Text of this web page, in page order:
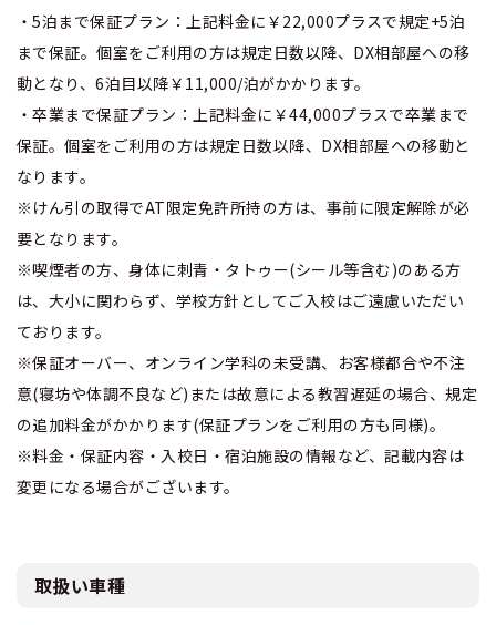
・5泊まで保証プラン：上記料金に￥22,000プラスで規定+5泊
まで保証。個室をご利用の方は規定日数以降、DX相部屋への移
動となり、6泊目以降￥11,000/泊がかかります。
・卒業まで保証プラン：上記料金に￥44,000プラスで卒業まで
保証。個室をご利用の方は規定日数以降、DX相部屋への移動と
なります。
※けん引の取得でAT限定免許所持の方は、事前に限定解除が必
要となります。
※喫煙者の方、身体に刺青・タトゥー(シール等含む)のある方
は、大小に関わらず、学校方針としてご入校はご遠慮いただい
ております。
※保証オーバー、オンライン学科の未受講、お客様都合や不注
意(寝坊や体調不良など)または故意による教習遅延の場合、規定
の追加料金がかかります(保証プランをご利用の方も同様)。
※料金・保証内容・入校日・宿泊施設の情報など、記載内容は
変更になる場合がございます。
取扱い車種